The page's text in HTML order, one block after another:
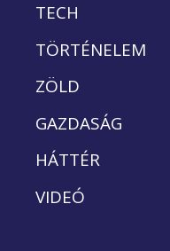
TECH
TÖRTÉNELEM
ZÖLD
GAZDASÁG
HÁTTÉR
VIDEÓ